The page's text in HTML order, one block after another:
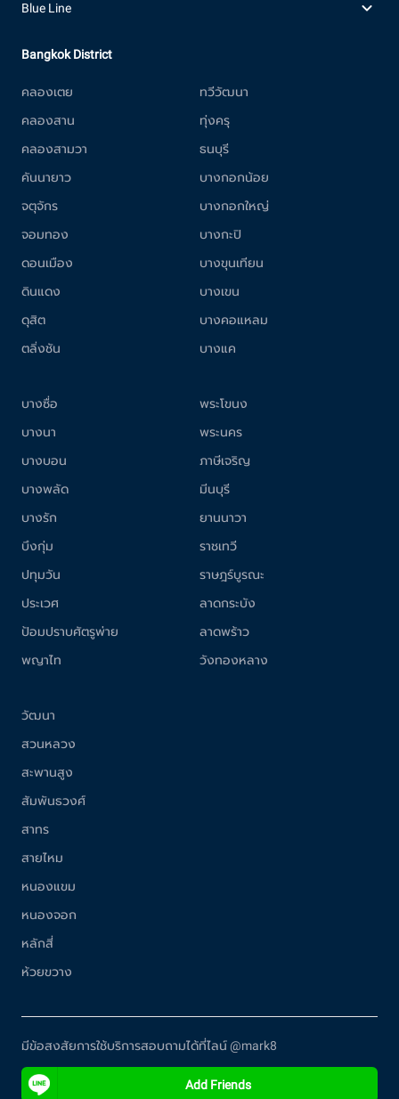
Blue Line
Bangkok District
คลองเตย
คลองสาน
คลองสามวา
คันนายาว
จตุจักร
จอมทอง
ดอนเมือง
ดินแดง
ดุสิต
ตลิ่งชัน
ทวีวัฒนา
ทุ่งครุ
ธนบุรี
บางกอกน้อย
บางกอกใหญ่
บางกะปิ
บางขุนเทียน
บางเขน
บางคอแหลม
บางแค
บางซื่อ
บางนา
บางบอน
บางพลัด
บางรัก
บึงกุ่ม
ปทุมวัน
ประเวศ
ป้อมปราบศัตรูพ่าย
พญาไท
พระโขนง
พระนคร
ภาษีเจริญ
มีนบุรี
ยานนาวา
ราชเทวี
ราษฎร์บูรณะ
ลาดกระบัง
ลาดพร้าว
วังทองหลาง
วัฒนา
สวนหลวง
สะพานสูง
สัมพันธวงศ์
สาทร
สายไหม
หนองแขม
หนองจอก
หลักสี่
ห้วยขวาง
มีข้อสงสัยการใช้บริการสอบถามได้ที่ไลน์ @mark8
Add Friends